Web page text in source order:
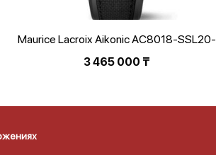
Maurice Lacroix Aikonic AC8018-SSL20-
030-2
3 465 000 ₸